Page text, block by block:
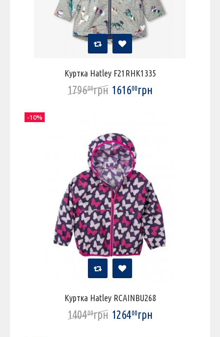
Куртка Hatley F21RHK1335
179600грн 161600грн
Куртка Hatley RCAINBU268
140400грн 126400грн
-10%